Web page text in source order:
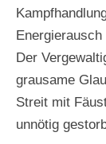
Der
grausame
Streit mit
unnötig